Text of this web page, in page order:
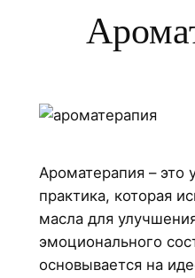
Ароматерапия – это
практика, которая
масла для
эмоционального
основывается на